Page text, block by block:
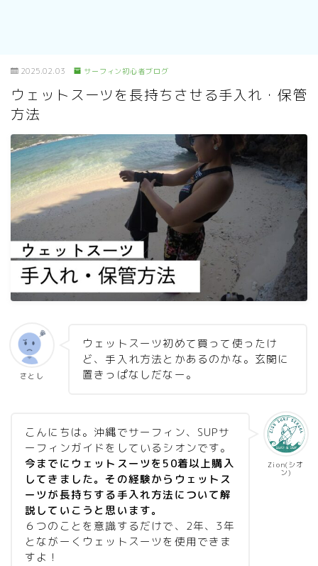
2025.02.03 サーフィン初心者ブログ
ウェットスーツを長持ちさせる手入れ・保管
方法
さとし
ウェットスーツ初めて買って使ったけ
ど、手入れ方法とかあるのかな。玄関に
置きっぱなしだなー。
Zion(シオ
ン)
こんにちは。沖縄でサーフィン、SUPサ
ーフィンガイドをしているシオンです。
今までにウェットスーツを50着以上購入
してきました。その経験からウェットス
ーツが長持ちする手入れ方法について解
説していこうと思います。
６つのことを意識するだけで、2年、3年
とながーくウェットスーツを使用できま
すよ！